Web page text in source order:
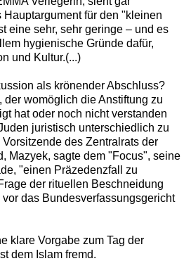
für den "kleinen
eine sehr, sehr geringe – und es
hygienische Gründe dafür,
und Kultur.(...)
als krönender Abschluss?
der womöglich die Anstiftung zu
hat oder noch nicht verstanden
juristisch unterschiedlich zu
des Zentralrats der
Mazyek, sagte dem "Focus", seine
"einen Präzedenzfall zu
der rituellen Beschneidung
das Bundesverfassungsgericht
klare Vorgabe zum Tag der
dem Islam fremd.